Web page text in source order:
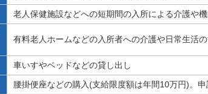
老人保健施設などへの短期間の入所による介護や
有料老人ホームなどの入所者への介護や日常生活
車いすやベッドなどの貸し出し
腰掛便座などの購入(支給限度額は年間10万円)。申